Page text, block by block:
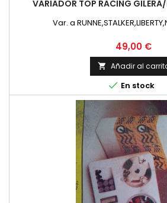
VARIADOR TOP RACING
Var. a
Precio
49,00 €
 Añadir al
 En stock